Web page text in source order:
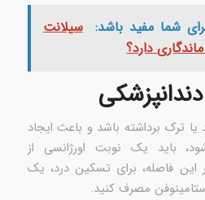
شما مفید باشد:
سیلانت
دارد؟
ترک برداشته باشد و باعث ایجاد
باید یک نوبت اورژانسی از
این فاصله، برای تسکین درد، یک
مصرف کنید.